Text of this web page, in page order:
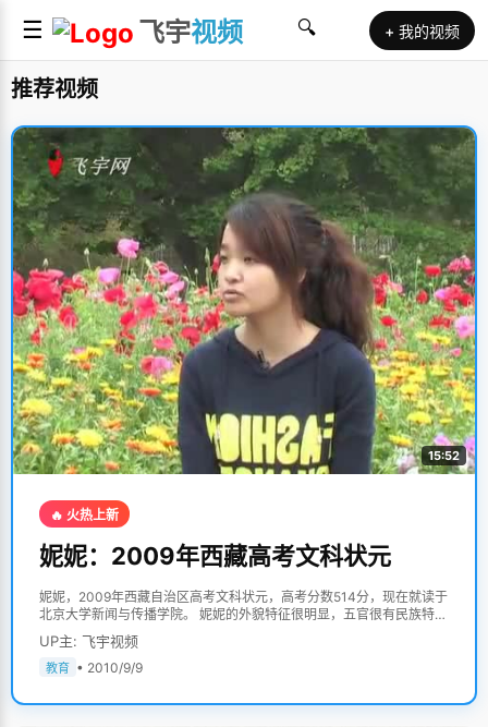
☰ 飞宇视频 🔍 + 我的视频
推荐视频
15:52
🔥 火热上新
妮妮：2009年西藏高考文科状元
妮妮，2009年西藏自治区高考文科状元，高考分数514分，现在就读于
北京大学新闻与传播学院。 妮妮的外貌特征很明显，五官很有民族特
色，皮肤略棕，瘦高的个头，说话细小温柔，思索的时候喜欢把头微微
的左偏一点。见面的那天，刚好赶上她每周一次的新闻实践，她和同组
的一个女孩子一起，两人扛着摄像机在校园里捕捉各种新闻瞬间，瘦小
所以选择了北京大学新闻与传播学院，实践了小时候的理想。 学习自
UP主: 飞宇视频
教育 • 2010/9/9